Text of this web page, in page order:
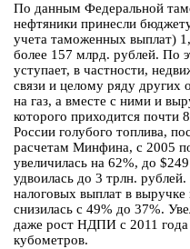
По данным Федеральной
нефтяники принесли
учета таможенных выплат)
более 157 млрд. рублей. По
уступает, в частности,
связи и целому ряду других
на газ, а вместе с ними и
которого приходится почти
России голубого топлива,
расчетам Минфина, с 2005
увеличилась на 62%, до
удвоилась до 3 трлн.
налоговых выплат в
снизилась с 49% до 37%.
даже рост НДПИ с 2011
кубометров.